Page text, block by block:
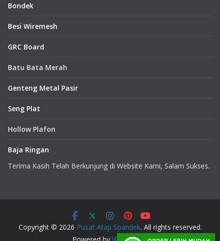
Bondek
Besi Wiremesh
GRC Board
Batu Bata Merah
Genteng Metal Pasir
Seng Plat
Hollow Plafon
Baja Ringan
Terima Kasih Telah Berkunjung di Website Kami, Salam Sukses.
Copyright © 2026 Pusat Atap Spandek. All rights reserved.
Powered by WordPress .